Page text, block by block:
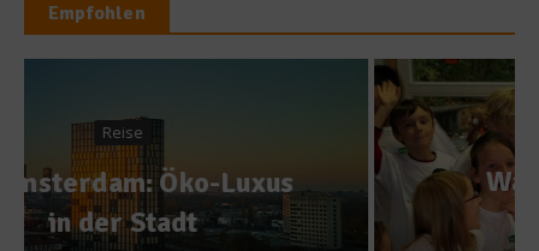
Empfohlen
Was ist ein gesundes
Pausenbrot